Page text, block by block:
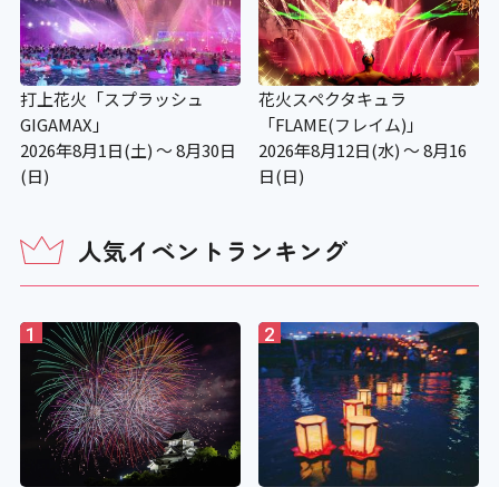
打上花火「スプラッシュ
GIGAMAX」
2026年8月1日(土) ～ 8月30日
(日)
花火スペクタキュラ
「FLAME(フレイム)」
2026年8月12日(水) ～ 8月16
日(日)
人気イベントランキング
1 2